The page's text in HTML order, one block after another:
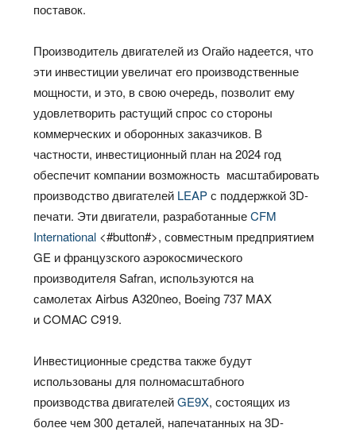
поставок.
Производитель двигателей из Огайо надеется, что
эти инвестиции увеличат его производственные
мощности, и это, в свою очередь, позволит ему
удовлетворить растущий спрос со стороны
коммерческих и оборонных заказчиков. В
частности, инвестиционный план на 2024 год
обеспечит компании возможность масштабировать
производство двигателей LEAPс поддержкой 3D-
печати. Эти двигатели, разработанныеCFM
International <#button#>, совместным предприятием
GE и французского аэрокосмического
производителя Safran, используются на
самолетах Airbus A320neo, Boeing 737 MAX
и COMAC C919.
Инвестиционные средства также будут
использованы для полномасштабного
производства двигателейGE9X, состоящих из
более чем 300 деталей, напечатанных на 3D-